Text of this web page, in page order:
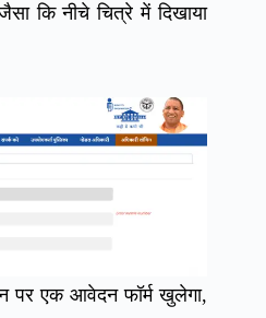
कि नीचे चित्रे में दिखाया
पर एक आवेदन फॉर्म खुलेगा,